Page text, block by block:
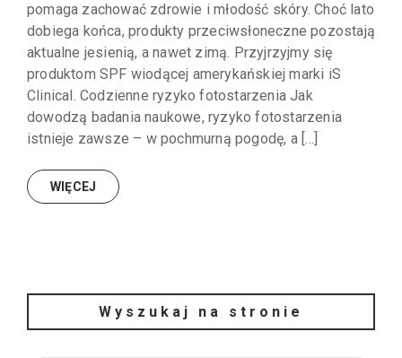
pomaga zachować zdrowie i młodość skóry. Choć lato
dobiega końca, produkty przeciwsłoneczne pozostają
aktualne jesienią, a nawet zimą. Przyjrzyjmy się
produktom SPF wiodącej amerykańskiej marki iS
Clinical. Codzienne ryzyko fotostarzenia Jak
dowodzą badania naukowe, ryzyko fotostarzenia
istnieje zawsze – w pochmurną pogodę, a […]
WIĘCEJ
Wyszukaj na stronie